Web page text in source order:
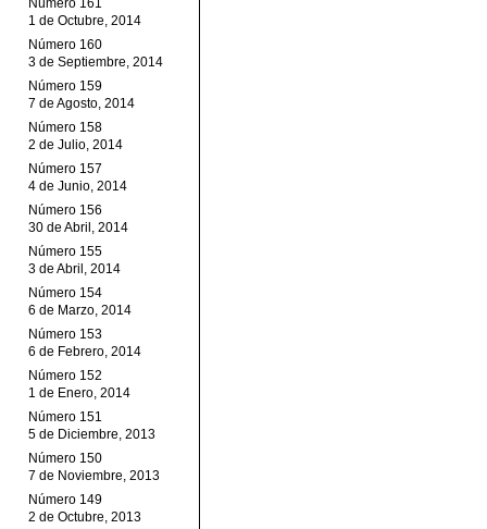
Número 161
1 de Octubre, 2014
Número 160
3 de Septiembre, 2014
Número 159
7 de Agosto, 2014
Número 158
2 de Julio, 2014
Número 157
4 de Junio, 2014
Número 156
30 de Abril, 2014
Número 155
3 de Abril, 2014
Número 154
6 de Marzo, 2014
Número 153
6 de Febrero, 2014
Número 152
1 de Enero, 2014
Número 151
5 de Diciembre, 2013
Número 150
7 de Noviembre, 2013
Número 149
2 de Octubre, 2013